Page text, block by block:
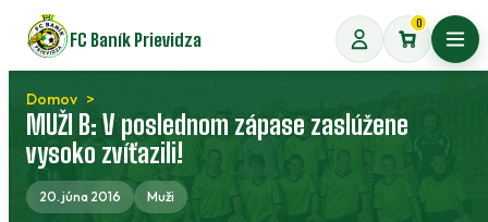
Preskočiť
na
obsah
FC Baník Prievidza
0
Domov
MUŽI B: V poslednom zápase zaslúžene
vysoko zvíťazili!
20. júna 2016 Muži